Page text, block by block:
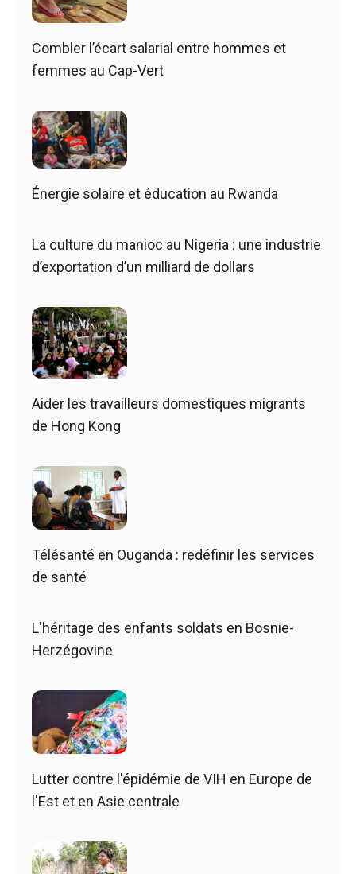
Combler l’écart salarial entre hommes et
femmes au Cap-Vert
Énergie solaire et éducation au Rwanda
La culture du manioc au Nigeria : une industrie
d’exportation d’un milliard de dollars
Aider les travailleurs domestiques migrants
de Hong Kong
Télésanté en Ouganda : redéfinir les services
de santé
L'héritage des enfants soldats en Bosnie-
Herzégovine
Lutter contre l'épidémie de VIH en Europe de
l'Est et en Asie centrale